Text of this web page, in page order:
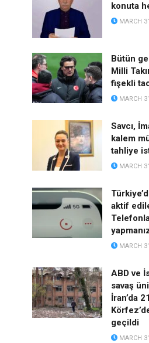
konuta
MARCH
Bütün
Milli
fişekli
MARCH
Savcı,
kalem
tahliye
MARCH
aktif
MARCH
ABD ve
savaş
İran’da
geçildi
MARCH